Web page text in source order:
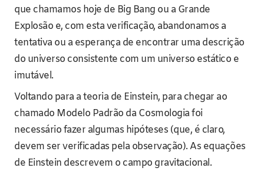
que chamamos hoje de Big Bang ou a Grande
Explosão e, com esta verificação, abandonamos a
tentativa ou a esperança de encontrar uma descrição
do universo consistente com um universo estático e
imutável.
Voltando para a teoria de Einstein, para chegar ao
chamado Modelo Padrão da Cosmologia foi
necessário fazer algumas hipóteses (que, é claro,
devem ser verificadas pela observação). As equações
de Einstein descrevem o campo gravitacional.